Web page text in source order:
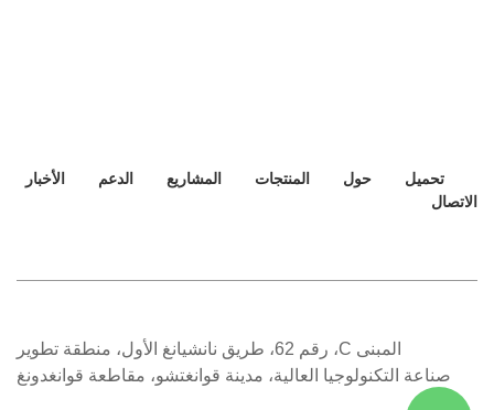
تحميل حول المنتجات المشاريع الدعم
الأخبار
الاتصال
المبنى C، رقم 62، طريق نانشيانغ الأول، منطقة تطوير
صناعة التكنولوجيا العالية، مدينة قوانغتشو، مقاطعة قوانغدونغ